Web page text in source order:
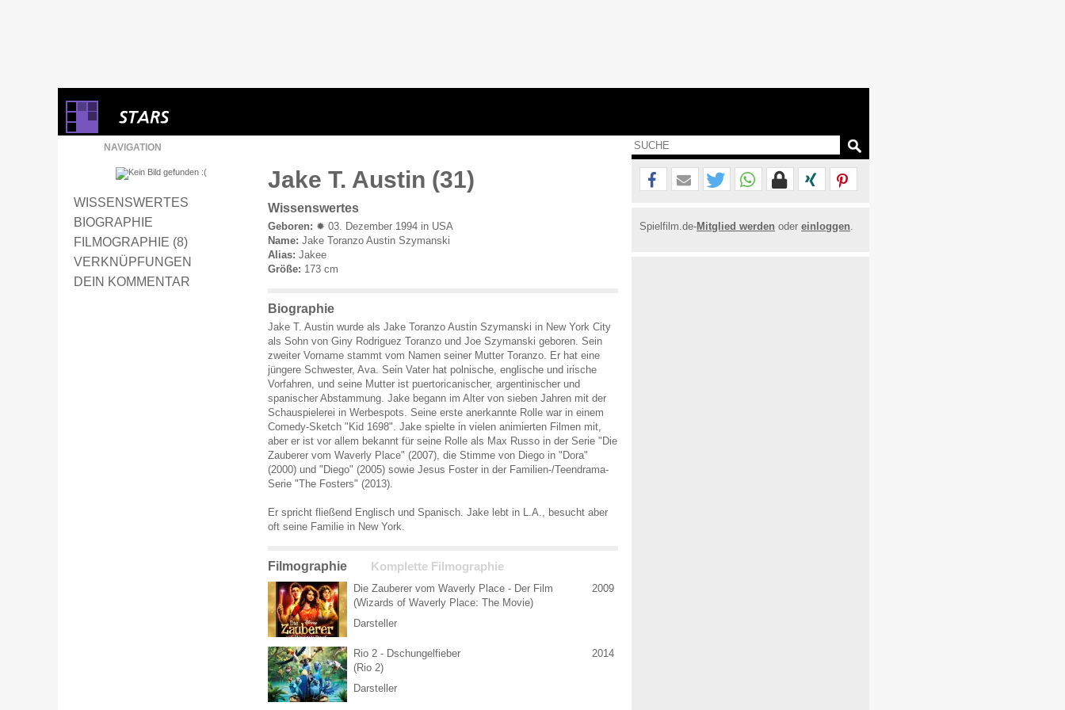
NAVIGATION
WISSENSWERTES
BIOGRAPHIE
FILMOGRAPHIE (8)
VERKNÜPFUNGEN
DEIN KOMMENTAR
Jake T. Austin (31)
Wissenswertes
Geboren: ✹ 03. Dezember 1994 in USA
Name: Jake Toranzo Austin Szymanski
Alias: Jakee
Größe: 173 cm
Biographie
Jake T. Austin wurde als Jake Toranzo Austin Szymanski in New York City
als Sohn von Giny Rodriguez Toranzo und Joe Szymanski geboren. Sein
zweiter Vorname stammt vom Namen seiner Mutter Toranzo. Er hat eine
jüngere Schwester, Ava. Sein Vater hat polnische, englische und irische
Vorfahren, und seine Mutter ist puertoricanischer, argentinischer und
spanischer Abstammung. Jake begann im Alter von sieben Jahren mit der
Schauspielerei in Werbespots. Seine erste anerkannte Rolle war in einem
Comedy-Sketch "Kid 1698". Jake spielte in vielen animierten Filmen mit,
aber er ist vor allem bekannt für seine Rolle als Max Russo in der Serie "Die
Zauberer vom Waverly Place" (2007), die Stimme von Diego in "Dora"
(2000) und "Diego" (2005) sowie Jesus Foster in der Familien-/Teendrama-
Serie "The Fosters" (2013).
Er spricht fließend Englisch und Spanisch. Jake lebt in L.A., besucht aber
oft seine Familie in New York.
Filmographie Komplette Filmographie
Die Zauberer vom Waverly Place - Der Film
(Wizards of Waverly Place: The Movie)
Darsteller
2009
Rio 2 - Dschungelfieber
(Rio 2)
Darsteller
2014
Spielfilm.de-Mitglied werden oder einloggen.